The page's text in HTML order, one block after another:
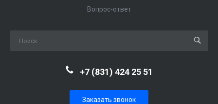
Вопрос-ответ
+7 (831) 424 25 51
Заказать звонок